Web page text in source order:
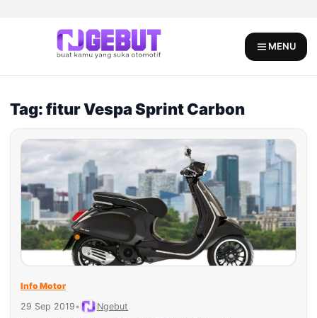
MENU
Tag: fitur Vespa Sprint Carbon
Info Motor
29 Sep 2019• Ngebut